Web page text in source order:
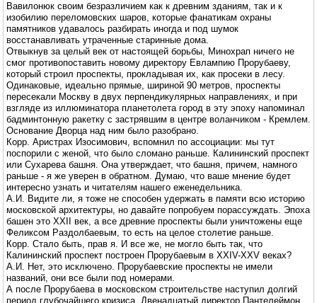
Вавилонюк своим безразличием как к древним зданиям, так и к
изобилию переломовских шаров, которые фанатикам охраны
памятников удавалось разбирать иногда и под шумок
восстанавливать утраченные старинные дома.
Отвыкнув за целый век от настоящей борьбы, Минохрап ничего не
смог противопоставить новому директору Евлампию Прорубаеву,
который строил проспекты, прокладывая их, как просеки в лесу.
Одинаковые, идеально прямые, шириной 90 метров, проспекты
пересекали Москву в двух перпендикулярных направлениях, и при
взгляде из иллюминатора планетолета город в эту эпоху напоминал
бадминтонную ракетку с застрявшим в центре воланчиком - Кремлем.
Основание Дворца над ним было разобрано.
Корр. Аристрах Изосимович, вспомнил по ассоциации: мы тут
поспорили с женой, что было сломано раньше. Калининский проспект
или Сухарева башня. Она утверждает, что башня, причем, намного
раньше - я же уверен в обратном. Думаю, что ваше мнение будет
интересно узнать и читателям нашего еженедельника.
А.И. Видите ли, я тоже не способен удержать в памяти всю историю
московской архитектуры, но давайте попробуем порассуждать. Эпоха
башен это XXII век, а все древние проспекты были уничтожены еще
Феликсом Раздолбаевым, то есть на целое столетие раньше.
Корр. Стало быть, прав я. И все же, не могло быть так, что
Калининский проспект построен Прорубаевым в XXIV-XXV веках?
А.И. Нет, это исключено. Прорубаевские проспекты не имели
названий, они все были под номерами.
А после Прорубаева в московском строительстве наступил долгий
период глубочайшего кризиса. Двенадцатый директор Пантелеймон